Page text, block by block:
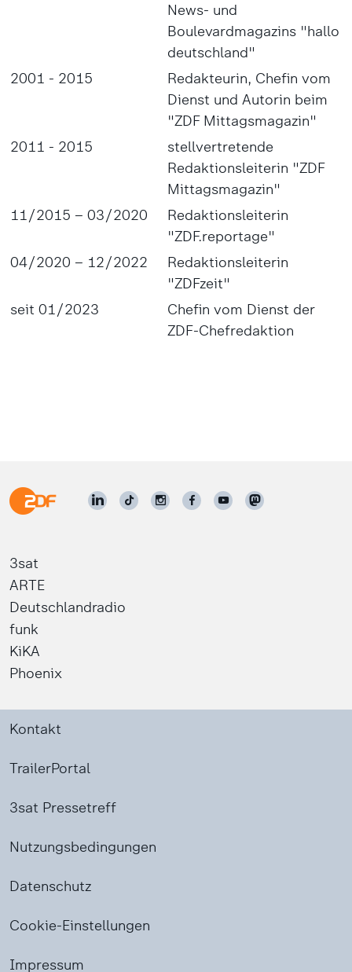
News- und
Boulevardmagazins "hallo
deutschland"
2001 - 2015
Redakteurin, Chefin vom
Dienst und Autorin beim
"ZDF Mittagsmagazin"
2011 - 2015
stellvertretende
Redaktionsleiterin "ZDF
Mittagsmagazin"
11/2015 – 03/2020
Redaktionsleiterin
"ZDF.reportage"
04/2020 – 12/2022
Redaktionsleiterin
"ZDFzeit"
seit 01/2023
Chefin vom Dienst der
ZDF-Chefredaktion
3sat
ARTE
Deutschlandradio
funk
KiKA
Phoenix
Kontakt
TrailerPortal
3sat Pressetreff
Nutzungsbedingungen
Datenschutz
Cookie-Einstellungen
Impressum